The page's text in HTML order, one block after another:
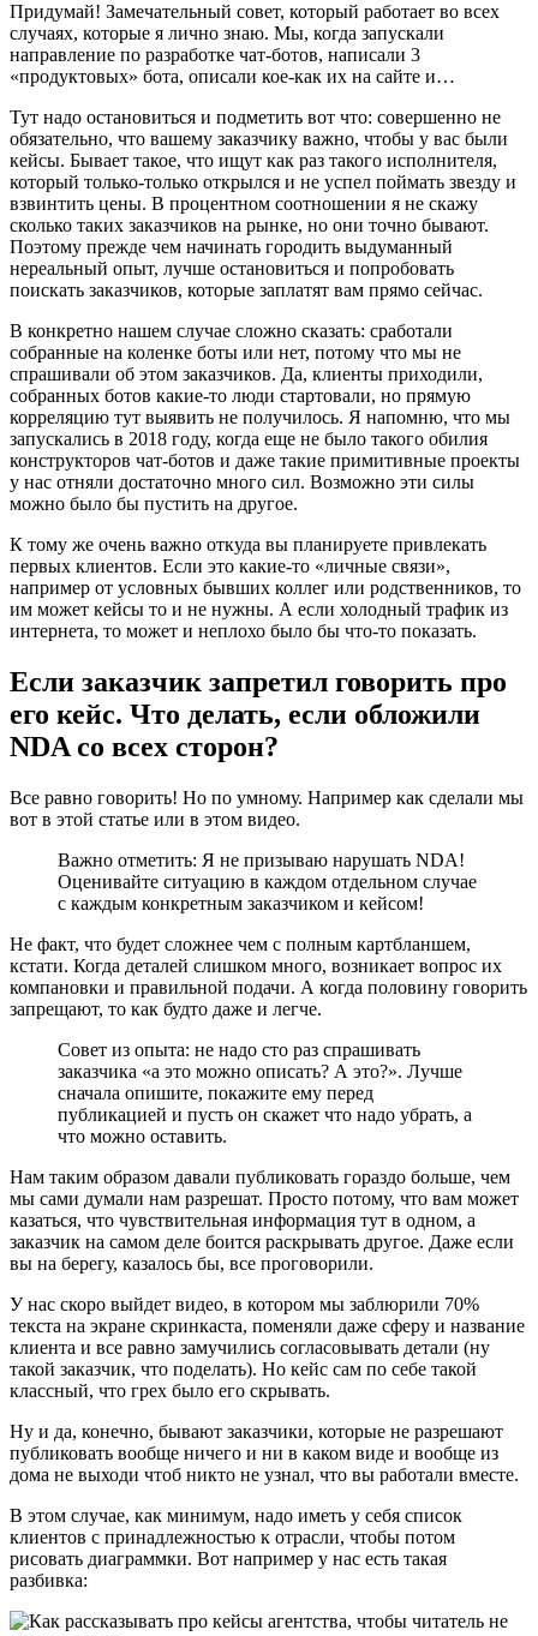
Придумай! Замечательный совет, который работает во всех
случаях, которые я лично знаю. Мы, когда запускали
направление по разработке чат-ботов, написали 3
«продуктовых» бота, описали кое-как их на сайте и…
Тут надо остановиться и подметить вот что: совершенно не
обязательно, что вашему заказчику важно, чтобы у вас были
кейсы. Бывает такое, что ищут как раз такого исполнителя,
который только-только открылся и не успел поймать звезду и
взвинтить цены. В процентном соотношении я не скажу
сколько таких заказчиков на рынке, но они точно бывают.
Поэтому прежде чем начинать городить выдуманный
нереальный опыт, лучше остановиться и попробовать
поискать заказчиков, которые заплатят вам прямо сейчас.
В конкретно нашем случае сложно сказать: сработали
собранные на коленке боты или нет, потому что мы не
спрашивали об этом заказчиков. Да, клиенты приходили,
собранных ботов какие-то люди стартовали, но прямую
корреляцию тут выявить не получилось. Я напомню, что мы
запускались в 2018 году, когда еще не было такого обилия
конструкторов чат-ботов и даже такие примитивные проекты
у нас отняли достаточно много сил. Возможно эти силы
можно было бы пустить на другое.
К тому же очень важно откуда вы планируете привлекать
первых клиентов. Если это какие-то «личные связи»,
например от условных бывших коллег или родственников, то
им может кейсы то и не нужны. А если холодный трафик из
интернета, то может и неплохо было бы что-то показать.
Если заказчик запретил говорить про
его кейс. Что делать, если обложили
NDA со всех сторон?
Все равно говорить! Но по умному. Например как сделали мы
вот в этой статье или в этом видео.
Важно отметить: Я не призываю нарушать NDA!
Оценивайте ситуацию в каждом отдельном случае
с каждым конкретным заказчиком и кейсом!
Не факт, что будет сложнее чем с полным картбланшем,
кстати. Когда деталей слишком много, возникает вопрос их
компановки и правильной подачи. А когда половину говорить
запрещают, то как будто даже и легче.
Совет из опыта: не надо сто раз спрашивать
заказчика «а это можно описать? А это?». Лучше
сначала опишите, покажите ему перед
публикацией и пусть он скажет что надо убрать, а
что можно оставить.
Нам таким образом давали публиковать гораздо больше, чем
мы сами думали нам разрешат. Просто потому, что вам может
казаться, что чувствительная информация тут в одном, а
заказчик на самом деле боится раскрывать другое. Даже если
вы на берегу, казалось бы, все проговорили.
У нас скоро выйдет видео, в котором мы заблюрили 70%
текста на экране скринкаста, поменяли даже сферу и название
клиента и все равно замучились согласовывать детали (ну
такой заказчик, что поделать). Но кейс сам по себе такой
классный, что грех было его скрывать.
Ну и да, конечно, бывают заказчики, которые не разрешают
публиковать вообще ничего и ни в каком виде и вообще из
дома не выходи чтоб никто не узнал, что вы работали вместе.
В этом случае, как минимум, надо иметь у себя список
клиентов с принадлежностью к отрасли, чтобы потом
рисовать диаграммки. Вот например у нас есть такая
разбивка: